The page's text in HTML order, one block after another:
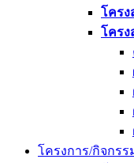
โครง
โครง
โครงการ/กิจกรร